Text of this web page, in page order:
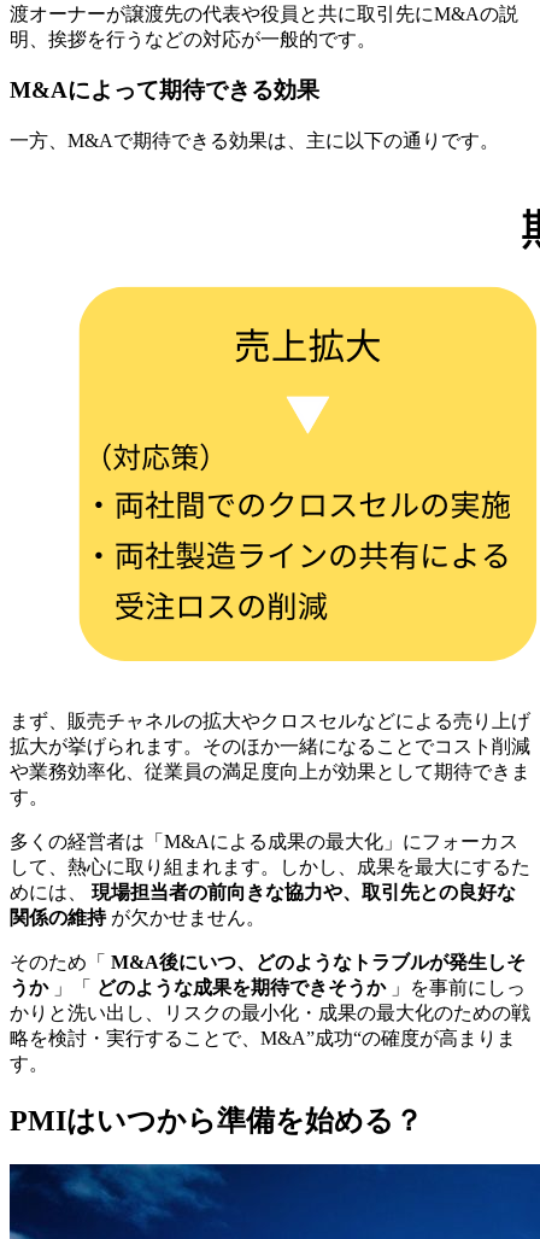
渡オーナーが譲渡先の代表や役員と共に取引先にM&Aの説
明、挨拶を行うなどの対応が一般的です。
M&Aによって期待できる効果
一方、M&Aで期待できる効果は、主に以下の通りです。
まず、販売チャネルの拡大やクロスセルなどによる売り上げ
拡大が挙げられます。そのほか一緒になることでコスト削減
や業務効率化、従業員の満足度向上が効果として期待できま
す。
多くの経営者は「M&Aによる成果の最大化」にフォーカス
して、熱心に取り組まれます。しかし、成果を最大にするた
めには、 現場担当者の前向きな協力や、取引先との良好な
関係の維持が欠かせません。
そのため「 M&A後にいつ、どのようなトラブルが発生しそ
うか」「 どのような成果を期待できそうか」を事前にしっ
かりと洗い出し、リスクの最小化・成果の最大化のための戦
略を検討・実行することで、M&A”成功“の確度が高まりま
す。
PMIはいつから準備を始める？